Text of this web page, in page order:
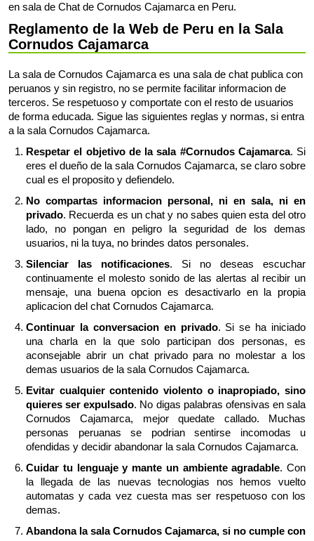
en sala de Chat de Cornudos Cajamarca en Peru.
Reglamento de la Web de Peru en la Sala
Cornudos Cajamarca
La sala de Cornudos Cajamarca es una sala de chat publica con
peruanos y sin registro, no se permite facilitar informacion de
terceros. Se respetuoso y comportate con el resto de usuarios
de forma educada. Sigue las siguientes reglas y normas, si entra
a la sala Cornudos Cajamarca.
Respetar el objetivo de la sala #Cornudos Cajamarca. Si
eres el dueño de la sala Cornudos Cajamarca, se claro sobre
cual es el proposito y defiendelo.
No compartas informacion personal, ni en sala, ni en
privado. Recuerda es un chat y no sabes quien esta del otro
lado, no pongan en peligro la seguridad de los demas
usuarios, ni la tuya, no brindes datos personales.
Silenciar las notificaciones. Si no deseas escuchar
continuamente el molesto sonido de las alertas al recibir un
mensaje, una buena opcion es desactivarlo en la propia
aplicacion del chat Cornudos Cajamarca.
Continuar la conversacion en privado. Si se ha iniciado
una charla en la que solo participan dos personas, es
aconsejable abrir un chat privado para no molestar a los
demas usuarios de la sala Cornudos Cajamarca.
Evitar cualquier contenido violento o inapropiado, sino
quieres ser expulsado. No digas palabras ofensivas en sala
Cornudos Cajamarca, mejor quedate callado. Muchas
personas peruanas se podrian sentirse incomodas u
ofendidas y decidir abandonar la sala Cornudos Cajamarca.
Cuidar tu lenguaje y mante un ambiente agradable. Con
la llegada de las nuevas tecnologias nos hemos vuelto
automatas y cada vez cuesta mas ser respetuoso con los
demas.
Abandona la sala Cornudos Cajamarca, si no cumple con